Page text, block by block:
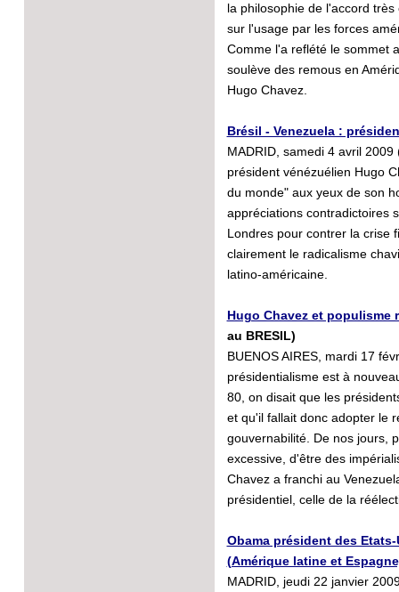
la philosophie de l'accord
sur l'usage par les forces
Comme l'a reflété le sommet
soulève des remous en
Hugo Chavez.
Brésil - Venezuela :
MADRID, samedi 4 avril
président vénézuélien Hugo
du monde" aux yeux de son
appréciations contradictoires
Londres pour contrer la crise
clairement le radicalisme
latino-américaine.
Hugo Chavez et populisme
au BRESIL)
BUENOS AIRES, mardi 17
présidentialisme est à
80, on disait que les
et qu'il fallait donc adopter le
gouvernabilité. De nos jours,
excessive, d'être des
Chavez a franchi au
présidentiel, celle de la
Obama président des
(Amérique latine et
MADRID, jeudi 22 janvier